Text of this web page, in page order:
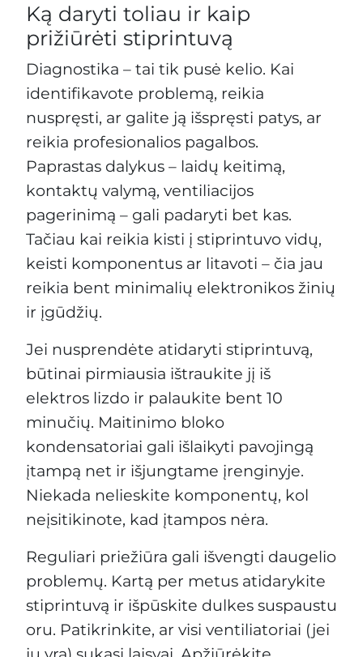
Ką daryti toliau ir kaip
prižiūrėti stiprintuvą
Diagnostika – tai tik pusė kelio. Kai
identifikavote problemą, reikia
nuspręsti, ar galite ją išspręsti patys, ar
reikia profesionalios pagalbos.
Paprastas dalykus – laidų keitimą,
kontaktų valymą, ventiliacijos
pagerinimą – gali padaryti bet kas.
Tačiau kai reikia kisti į stiprintuvo vidų,
keisti komponentus ar litavoti – čia jau
reikia bent minimalių elektronikos žinių
ir įgūdžių.
Jei nusprendėte atidaryti stiprintuvą,
būtinai pirmiausia ištraukite jį iš
elektros lizdo ir palaukite bent 10
minučių. Maitinimo bloko
kondensatoriai gali išlaikyti pavojingą
įtampą net ir išjungtame įrenginyje.
Niekada nelieskite komponentų, kol
neįsitikinote, kad įtampos nėra.
Reguliari priežiūra gali išvengti daugelio
problemų. Kartą per metus atidarykite
stiprintuvą ir išpūskite dulkes suspaustu
oru. Patikrinkite, ar visi ventiliatoriai (jei